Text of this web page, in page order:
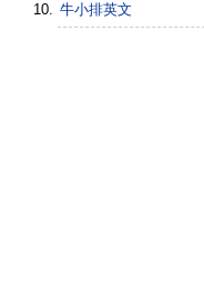
牛小排英文